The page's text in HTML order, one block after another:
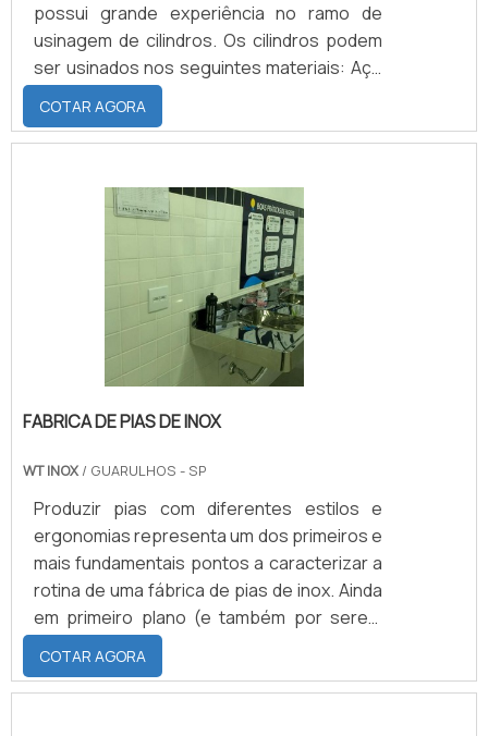
possui grande experiência no ramo de
usinagem de cilindros. Os cilindros podem
ser usinados nos seguintes materiais: Aço
1020; Aço 1045; Alumínio; Inox; Bronze;
Latão.MATERIAIS DE QUALIDADE QUE
FAZEM DIFERENÇA NO MERCADOSão
mecânicos, Torno CNC, Fresadoras, soldas
e ferramentas de alta qualidade a fim de
proporcionar o melhor serviço possível.
Além da usinagem de cilindros.
COTAR AGORA
FABRICA DE PIAS DE INOX
WT INOX / GUARULHOS - SP
Produzir pias com diferentes estilos e
ergonomias representa um dos primeiros e
mais fundamentais pontos a caracterizar a
rotina de uma fábrica de pias de inox. Ainda
em primeiro plano (e também por serem
compostos por aço inoxidável), vale
destacar que os equipamentos de inox são
caracterizados por contarem com uma
COTAR AGORA